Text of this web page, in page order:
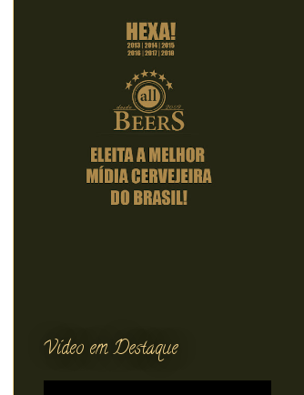
Vídeo em Destaque